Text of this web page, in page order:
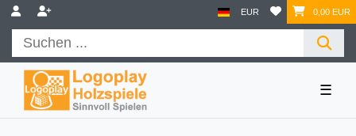
EUR 0,00 EUR
☰